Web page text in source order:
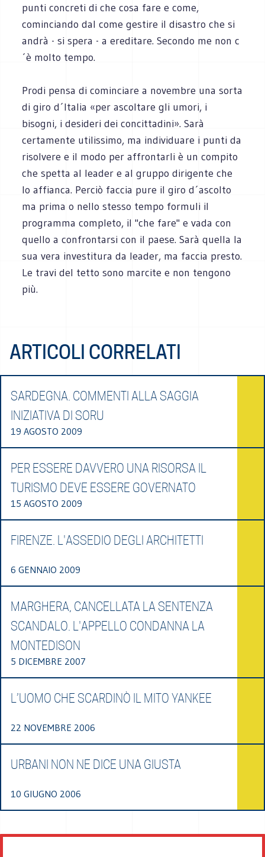
punti concreti di che cosa fare e come,
cominciando dal come gestire il disastro che si
andrà - si spera - a ereditare. Secondo me non c
´è molto tempo.
Prodi pensa di cominciare a novembre una sorta
di giro d´Italia «per ascoltare gli umori, i
bisogni, i desideri dei concittadini». Sarà
certamente utilissimo, ma individuare i punti da
risolvere e il modo per affrontarli è un compito
che spetta al leader e al gruppo dirigente che
lo affianca. Perciò faccia pure il giro d´ascolto
ma prima o nello stesso tempo formuli il
programma completo, il "che fare" e vada con
quello a confrontarsi con il paese. Sarà quella la
sua vera investitura da leader, ma faccia presto.
Le travi del tetto sono marcite e non tengono
più.
ARTICOLI CORRELATI
SARDEGNA. COMMENTI ALLA SAGGIA
INIZIATIVA DI SORU
19 AGOSTO 2009
PER ESSERE DAVVERO UNA RISORSA IL
TURISMO DEVE ESSERE GOVERNATO
15 AGOSTO 2009
FIRENZE. L'ASSEDIO DEGLI ARCHITETTI
6 GENNAIO 2009
MARGHERA, CANCELLATA LA SENTENZA
SCANDALO. L'APPELLO CONDANNA LA
MONTEDISON
5 DICEMBRE 2007
L’UOMO CHE SCARDINÒ IL MITO YANKEE
22 NOVEMBRE 2006
URBANI NON NE DICE UNA GIUSTA
10 GIUGNO 2006